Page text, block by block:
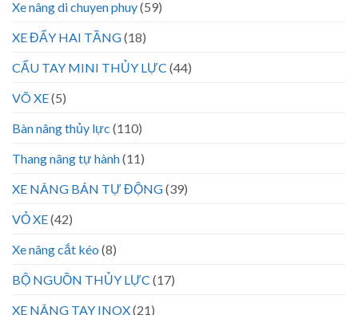
Xe nâng di chuyen phuy(59)
XE ĐẨY HAI TẦNG(18)
CẨU TAY MINI THỦY LỰC (44)
VÕ XE(5)
Bàn nâng thủy lực (110)
Thang nâng tự hành(11)
XE NÂNG BÁN TỰ ĐỘNG(39)
VỎ XE(42)
Xe nâng cắt kéo (8)
BỘ NGUỒN THỦY LỰC (17)
XE NÂNG TAY INOX(21)